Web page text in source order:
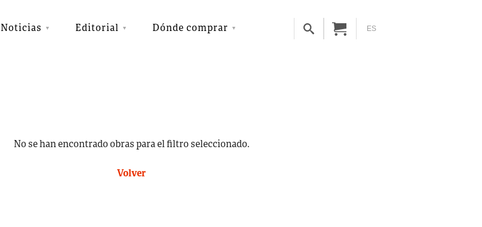
Noticias Editorial Dónde comprar ES
No se han encontrado obras para el filtro seleccionado.
Volver